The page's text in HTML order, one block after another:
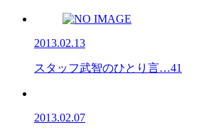
2013.02.13
スタッフ武智のひとり言…41
2013.02.07